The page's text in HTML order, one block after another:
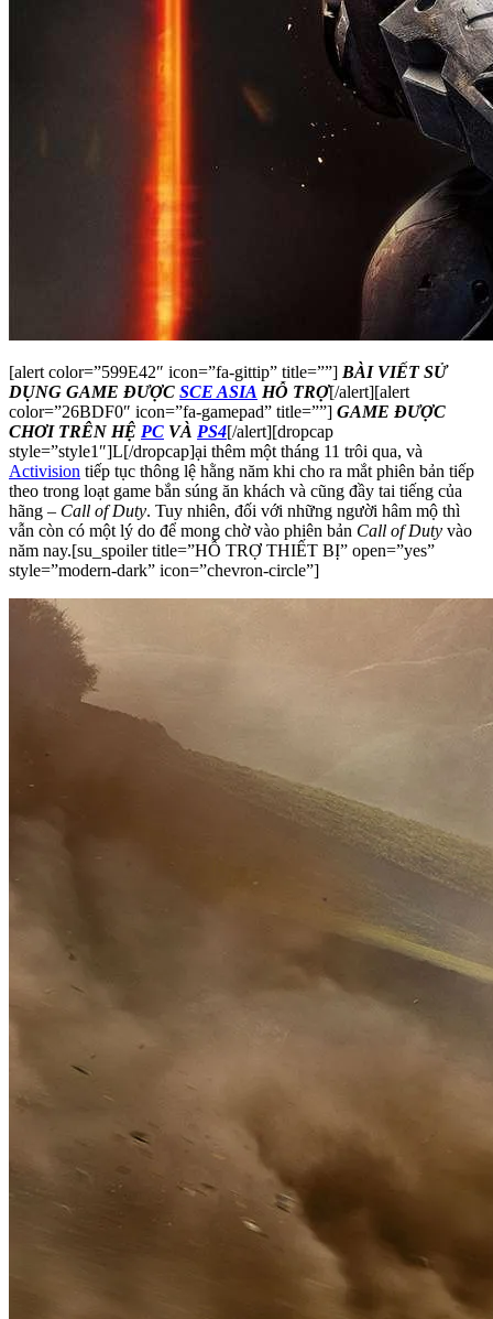
[alert color=”599E42″ icon=”fa-gittip” title=””] BÀI VIẾT SỬ
DỤNG GAME ĐƯỢC SCE ASIA HỖ TRỢ[/alert][alert
color=”26BDF0″ icon=”fa-gamepad” title=””] GAME ĐƯỢC
CHƠI TRÊN HỆ PC VÀ PS4[/alert][dropcap
style=”style1″]L[/dropcap]ại thêm một tháng 11 trôi qua, và
Activision tiếp tục thông lệ hằng năm khi cho ra mắt phiên bản tiếp
theo trong loạt game bắn súng ăn khách và cũng đầy tai tiếng của
hãng – Call of Duty. Tuy nhiên, đối với những người hâm mộ thì
vẫn còn có một lý do để mong chờ vào phiên bản Call of Duty vào
năm nay.[su_spoiler title=”HỖ TRỢ THIẾT BỊ” open=”yes”
style=”modern-dark” icon=”chevron-circle”]